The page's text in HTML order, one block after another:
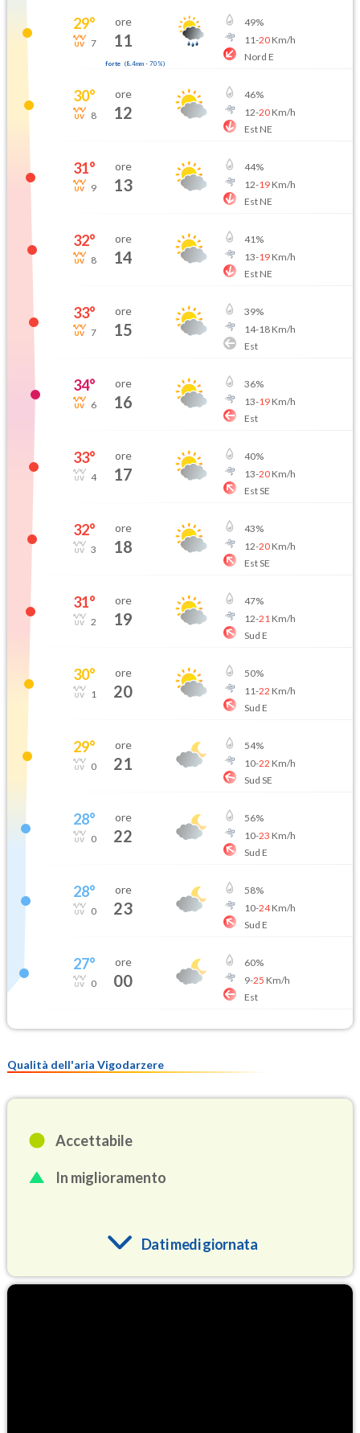
29°
7
ore
11
forte (8.4mm- 70 %)
49%
11-20Km/h
Nord E
30°
8
ore
12
46%
12-20Km/h
Est NE
31°
9
ore
13
44%
12-19Km/h
Est NE
32°
8
ore
14
41%
13-19Km/h
Est NE
33°
7
ore
15
39%
14-18Km/h
Est
34°
6
ore
16
36%
13-19Km/h
Est
33°
4
ore
17
40%
13-20Km/h
Est SE
32°
3
ore
18
43%
12-20Km/h
Est SE
31°
2
ore
19
47%
12-21 Km/h
Sud E
30°
1
ore
20
50%
11-22 Km/h
Sud E
29°
0
ore
21
54%
10-22 Km/h
Sud SE
28°
0
ore
22
56%
10-23 Km/h
Sud E
28°
0
ore
23
58%
10-24Km/h
Sud E
27°
0
ore
00
60%
9-25 Km/h
Est
Qualità dell'aria Vigodarzere
Accettabile
In miglioramento
Dati medi giornata